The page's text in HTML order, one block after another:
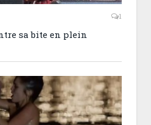
1
sa bite en plein